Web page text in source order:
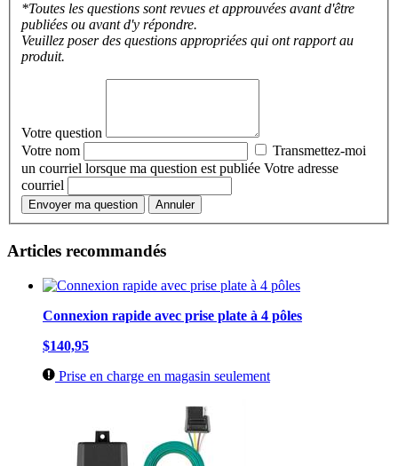
*Toutes les questions sont revues et approuvées avant d'être
publiées ou avant d'y répondre.
Veuillez poser des questions appropriées qui ont rapport au
produit.
Votre question
Votre nom
Transmettez-moi
un courriel lorsque ma question est publiée Votre adresse
courriel
Envoyer ma question Annuler
Articles recommandés
Connexion rapide avec prise plate à 4 pôles
$140,95
Prise en charge en magasin seulement